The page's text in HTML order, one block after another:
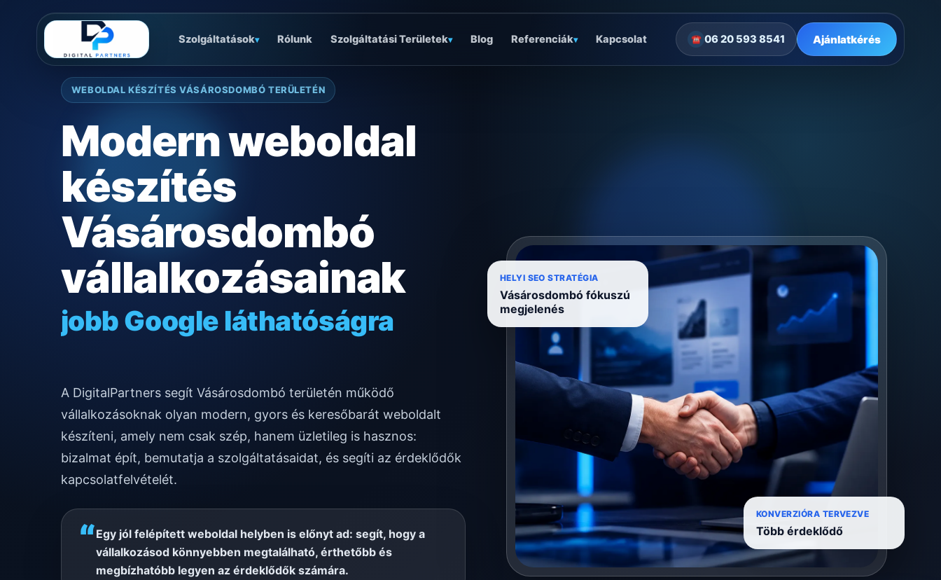
Szolgáltatások▾ Rólunk Szolgáltatási Területek▾ Blog Referenciák▾ Kapcsolat ☎ 06 20 593 8541 Ajánlatkérés
WEBOLDAL KÉSZÍTÉS VÁSÁROSDOMBÓ TERÜLETÉN
Modern weboldal
készítés
Vásárosdombó
vállalkozásainak
jobb Google láthatóságra
gyors mobilos működésre
A DigitalPartners segít Vásárosdombó területén működő
vállalkozásoknak olyan modern, gyors és keresőbarát weboldalt
készíteni, amely nem csak szép, hanem üzletileg is hasznos:
bizalmat épít, bemutatja a szolgáltatásaidat, és segíti az érdeklődők
kapcsolatfelvételét.
“Egy jól felépített weboldal helyben is előnyt ad: segít, hogy a
vállalkozásod könnyebben megtalálható, érthetőbb és
megbízhatóbb legyen az érdeklődők számára.
HELYI SEO STRATÉGIA
Vásárosdombó fókuszú
megjelenés
KONVERZIÓRA TERVEZVE
Több érdeklődő